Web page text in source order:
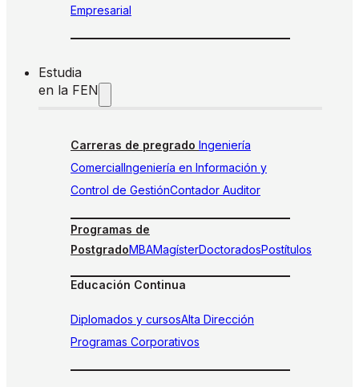
Empresarial
Estudia
en la FEN
Carreras de pregrado Ingeniería
ComercialIngeniería en Información y
Control de GestiónContador Auditor
Programas de
PostgradoMBAMagísterDoctoradosPostítulos
Educación Continua
Diplomados y cursosAlta Dirección
Programas Corporativos